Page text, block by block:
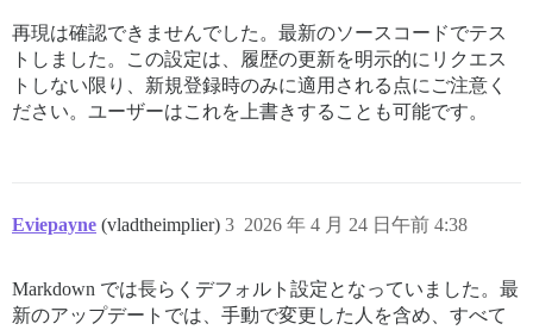
再現は確認できませんでした。最新のソースコードでテス
トしました。この設定は、履歴の更新を明示的にリクエス
トしない限り、新規登録時のみに適用される点にご注意く
ださい。ユーザーはこれを上書きすることも可能です。
Eviepayne (vladtheimplier) 2026 年 4 月 24 日午前 4:38
3
Markdown では長らくデフォルト設定となっていました。最
新のアップデートでは、手動で変更した人を含め、すべて